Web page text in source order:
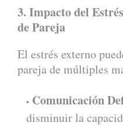
3. Impacto del
de Pareja
El estrés externo
pareja de múltiples
Comunicación
disminuir la